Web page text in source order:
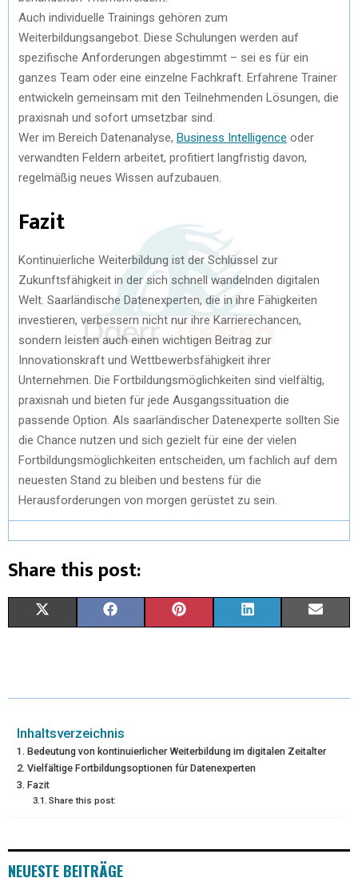
Auch individuelle Trainings gehören zum
Weiterbildungsangebot. Diese Schulungen werden auf
spezifische Anforderungen abgestimmt – sei es für ein
ganzes Team oder eine einzelne Fachkraft. Erfahrene Trainer
entwickeln gemeinsam mit den Teilnehmenden Lösungen, die
praxisnah und sofort umsetzbar sind.
Wer im Bereich Datenanalyse, Business Intelligence oder
verwandten Feldern arbeitet, profitiert langfristig davon,
regelmäßig neues Wissen aufzubauen.
Fazit
Kontinuierliche Weiterbildung ist der Schlüssel zur
Zukunftsfähigkeit in der sich schnell wandelnden digitalen
Welt. Saarländische Datenexperten, die in ihre Fähigkeiten
investieren, verbessern nicht nur ihre Karrierechancen,
sondern leisten auch einen wichtigen Beitrag zur
Innovationskraft und Wettbewerbsfähigkeit ihrer
Unternehmen. Die Fortbildungsmöglichkeiten sind vielfältig,
praxisnah und bieten für jede Ausgangssituation die
passende Option. Als saarländischer Datenexperte sollten Sie
die Chance nutzen und sich gezielt für eine der vielen
Fortbildungsmöglichkeiten entscheiden, um fachlich auf dem
neuesten Stand zu bleiben und bestens für die
Herausforderungen von morgen gerüstet zu sein.
Share this post:
W
T
)
E
O
T
R
K
D
I
Inhaltsverzeichnis
Bedeutung von kontinuierlicher Weiterbildung im digitalen Zeitalter
Vielfältige Fortbildungsoptionen für Datenexperten
Fazit
Share this post:
NEUESTE BEITRÄGE